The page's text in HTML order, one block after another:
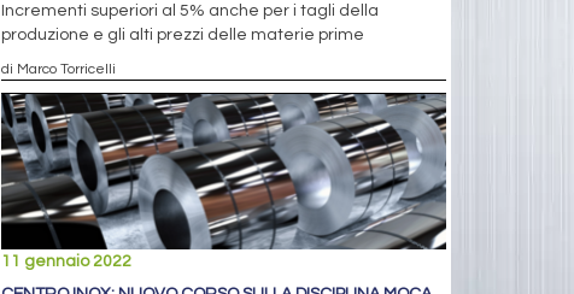
Incrementi superiori al 5% anche per i tagli della
produzione e gli alti prezzi delle materie prime
di Marco Torricelli
11 gennaio 2022